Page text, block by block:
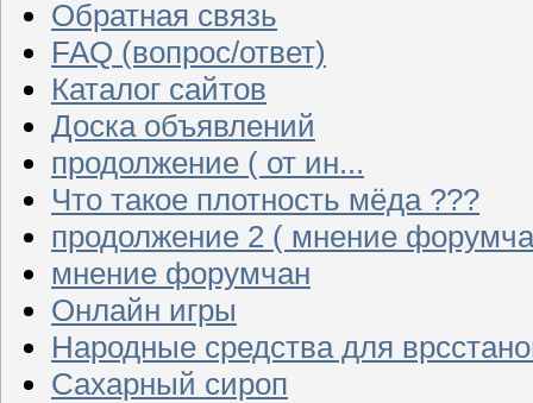
Обратная связь
FAQ (вопрос/ответ)
Каталог сайтов
Доска объявлений
продолжение ( от ин...
Что такое плотность мёда ???
продолжение 2 ( мнение
мнение форумчан
Онлайн игры
Народные средства для
Сахарный сироп